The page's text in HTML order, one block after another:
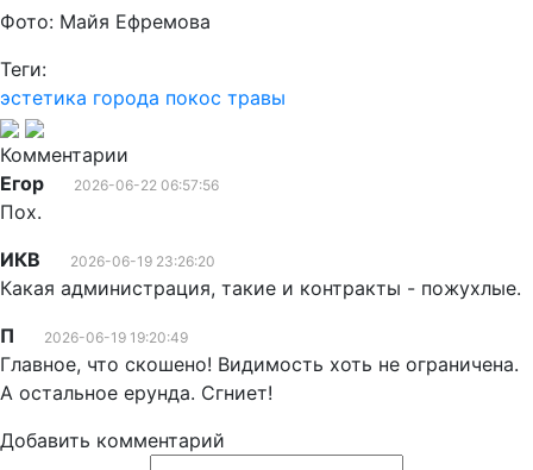
Фото: Майя Ефремова
Теги:
эстетика города покос травы
Комментарии
Егор
2026-06-22 06:57:56
Пох.
ИКВ
2026-06-19 23:26:20
Какая администрация, такие и контракты - пожухлые.
П
2026-06-19 19:20:49
Главное, что скошено! Видимость хоть не ограничена.
А остальное ерунда. Сгниет!
Добавить комментарий